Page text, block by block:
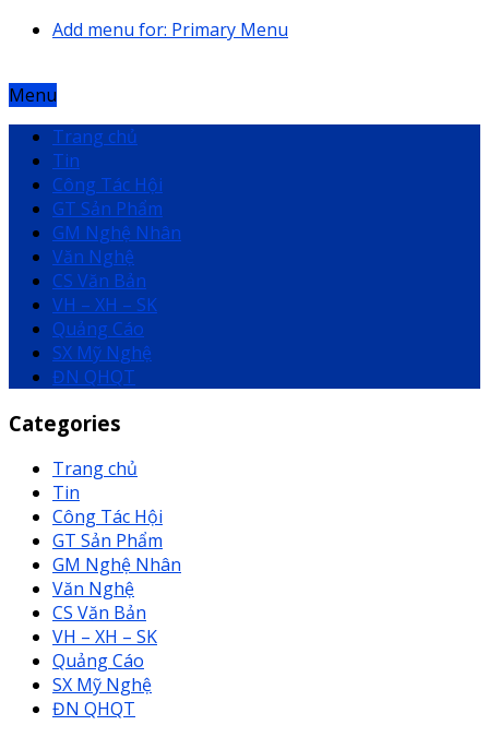
Add menu for: Primary Menu
Menu
Trang chủ
Tin
Công Tác Hội
GT Sản Phẩm
GM Nghệ Nhân
Văn Nghệ
CS Văn Bản
VH – XH – SK
Quảng Cáo
SX Mỹ Nghệ
ĐN QHQT
Categories
Trang chủ
Tin
Công Tác Hội
GT Sản Phẩm
GM Nghệ Nhân
Văn Nghệ
CS Văn Bản
VH – XH – SK
Quảng Cáo
SX Mỹ Nghệ
ĐN QHQT